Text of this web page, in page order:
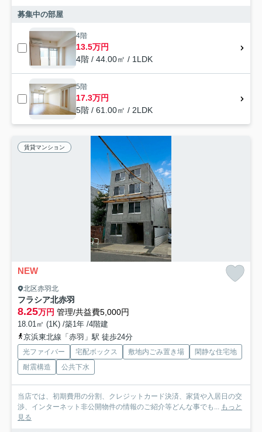
募集中の部屋
4階
13.5万円
4階 / 44.00㎡ / 1LDK
5階
17.3万円
5階 / 61.00㎡ / 2LDK
賃貸マンション
NEW
北区赤羽北
フラシア北赤羽
8.25万円 管理/共益費5,000円
18.01㎡ (1K) /築1年 /4階建
京浜東北線「赤羽」駅 徒歩24分
光ファイバー 宅配ボックス 敷地内ごみ置き場
閑静な住宅地
耐震構造
公共下水
当店では、初期費用の分割、クレジットカード決済、家賃や入居日の交
渉、インターネット非公開物件の情報のご紹介等どんな事でも... もっと
見る